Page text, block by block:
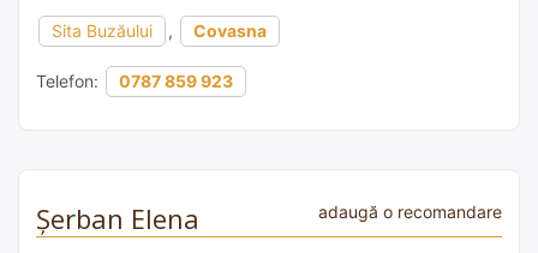
Sita Buzăului , Covasna
Telefon: 0787 859 923
Şerban Elena adaugă o recomandare